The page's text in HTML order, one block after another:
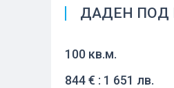
ДАДЕН ПОД
100 кв.м.
844 € : 1 651 лв.